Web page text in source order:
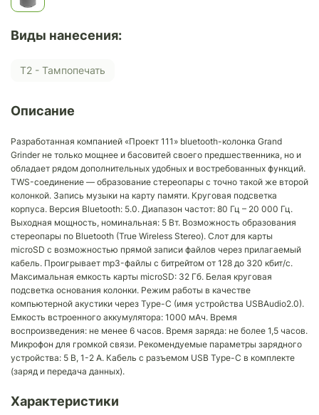
Виды нанесения:
Т2 - Тампопечать
Описание
Разработанная компанией «Проект 111» bluetooth-колонка Grand
Grinder не только мощнее и басовитей своего предшественника, но и
обладает рядом дополнительных удобных и востребованных функций.
TWS-соединение — образование стереопары с точно такой же второй
колонкой. Запись музыки на карту памяти. Круговая подсветка
корпуса. Версия Bluetooth: 5.0. Диапазон частот: 80 Гц – 20 000 Гц.
Выходная мощность, номинальная: 5 Вт. Возможность образования
стереопары по Bluetooth (True Wireless Stereo). Слот для карты
microSD с возможностью прямой записи файлов через прилагаемый
кабель. Проигрывает mp3-файлы с битрейтом от 128 до 320 кбит/с.
Максимальная емкость карты microSD: 32 Гб. Белая круговая
подсветка основания колонки. Режим работы в качестве
компьютерной акустики через Type-C (имя устройства USBAudio2.0).
Емкость встроенного аккумулятора: 1000 мАч. Время
воспроизведения: не менее 6 часов. Время заряда: не более 1,5 часов.
Микрофон для громкой связи. Рекомендуемые параметры зарядного
устройства: 5 В, 1-2 А. Кабель с разъемом USB Type-C в комплекте
(заряд и передача данных).
Характеристики